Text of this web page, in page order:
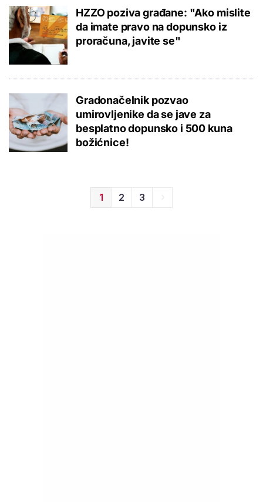
HZZO poziva građane: "Ako mislite
da imate pravo na dopunsko iz
proračuna, javite se"
Gradonačelnik pozvao
umirovljenike da se jave za
besplatno dopunsko i 500 kuna
božićnice!
1 2 3